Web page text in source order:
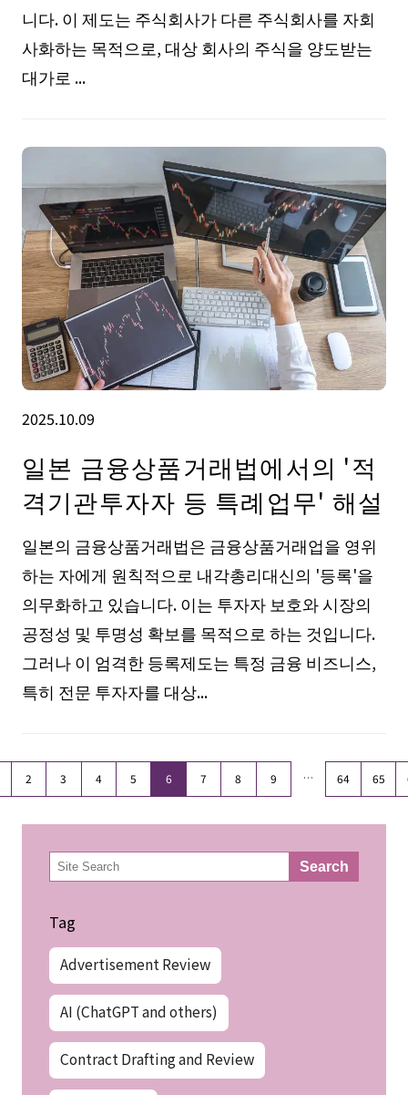
니다. 이 제도는 주식회사가 다른 주식회사를 자회
사화하는 목적으로, 대상 회사의 주식을 양도받는
대가로 ...
2025.10.09
일본 금융상품거래법에서의 '적
격기관투자자 등 특례업무' 해설
일본의 금융상품거래법은 금융상품거래업을 영위
하는 자에게 원칙적으로 내각총리대신의 '등록'을
의무화하고 있습니다. 이는 투자자 보호와 시장의
공정성 및 투명성 확보를 목적으로 하는 것입니다.
그러나 이 엄격한 등록제도는 특정 금융 비즈니스,
특히 전문 투자자를 대상...
2 3 4 5 6 7 8 9 … 64 65
検
索 Search
Tag
Advertisement Review
AI (ChatGPT and others)
Contract Drafting and Review